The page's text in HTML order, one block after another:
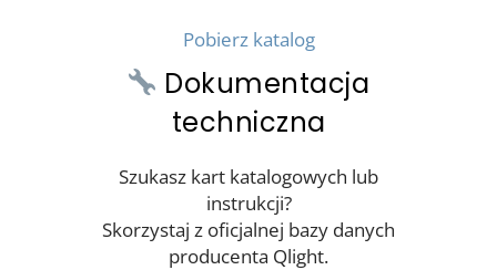
Pobierz katalog
Dokumentacja
techniczna
Szukasz kart katalogowych lub
instrukcji?
Skorzystaj z oficjalnej bazy danych
producenta Qlight.